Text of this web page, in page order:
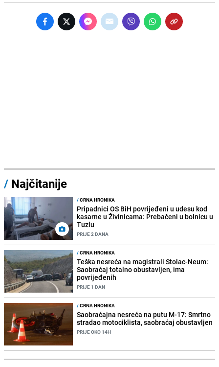
/ Najčitanije
/CRNA HRONIKA
Pripadnici OS BiH povrijeđeni u udesu kod
kasarne u Živinicama: Prebačeni u bolnicu u
Tuzlu
PRIJE 2 DANA
/CRNA HRONIKA
Teška nesreća na magistrali Stolac-Neum:
Saobraćaj totalno obustavljen, ima
povrijeđenih
PRIJE 1 DAN
/CRNA HRONIKA
Saobraćajna nesreća na putu M-17: Smrtno
stradao motociklista, saobraćaj obustavljen
PRIJE OKO 14H